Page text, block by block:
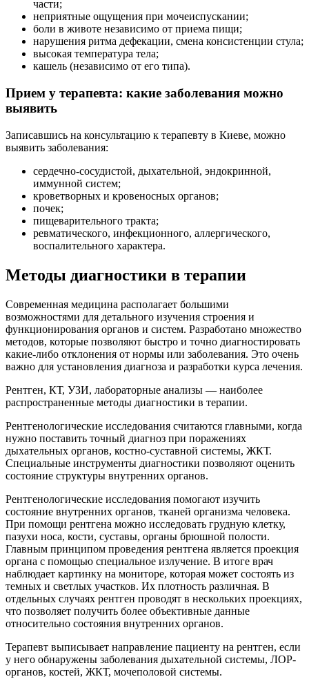
части;
неприятные ощущения при мочеиспускании;
боли в животе независимо от приема пищи;
нарушения ритма дефекации, смена консистенции стула;
высокая температура тела;
кашель (независимо от его типа).
Прием у терапевта: какие заболевания можно
выявить
Записавшись на консультацию к терапевту в Киеве, можно
выявить заболевания:
сердечно-сосудистой, дыхательной, эндокринной,
иммунной систем;
кроветворных и кровеносных органов;
почек;
пищеварительного тракта;
ревматического, инфекционного, аллергического,
воспалительного характера.
Методы диагностики в терапии
Современная медицина располагает большими
возможностями для детального изучения строения и
функционирования органов и систем. Разработано множество
методов, которые позволяют быстро и точно диагностировать
какие-либо отклонения от нормы или заболевания. Это очень
важно для установления диагноза и разработки курса лечения.
Рентген, КТ, УЗИ, лабораторные анализы — наиболее
распространенные методы диагностики в терапии.
Рентгенологические исследования считаются главными, когда
нужно поставить точный диагноз при поражениях
дыхательных органов, костно-суставной системы, ЖКТ.
Специальные инструменты диагностики позволяют оценить
состояние структуры внутренних органов.
Рентгенологические исследования помогают изучить
состояние внутренних органов, тканей организма человека.
При помощи рентгена можно исследовать грудную клетку,
пазухи носа, кости, суставы, органы брюшной полости.
Главным принципом проведения рентгена является проекция
органа с помощью специальное излучение. В итоге врач
наблюдает картинку на мониторе, которая может состоять из
темных и светлых участков. Их плотность различная. В
отдельных случаях рентген проводят в нескольких проекциях,
что позволяет получить более объективные данные
относительно состояния внутренних органов.
Терапевт выписывает направление пациенту на рентген, если
у него обнаружены заболевания дыхательной системы, ЛОР-
органов, костей, ЖКТ, мочеполовой системы.